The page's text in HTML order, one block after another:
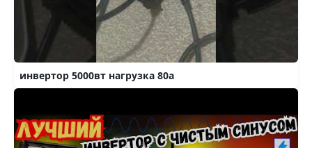
инвертор 5000вт нагрузка 80а